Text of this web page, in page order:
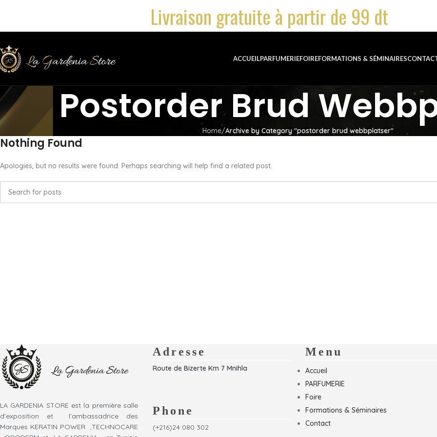
Livraison gratuite à partir de 99 dt
ACCUEILPARFUMERIEFOIREFORMATIONS & SÉMINAIRES
Postorder Brud
Home Archive by Category "postorder brud webbplatser"
Nothing Found
Apologies, but no results were found. Perhaps searching will help find a related post.
LA GARDENIA STORE est la première salle
d’exposition et l’ambassadrice des
Marques KERATIN POWER ,TECHNOCARE
Adresse
Route de Bizerte Km 7 Mnihla
Phone
(+216)24 080 302
Menu
Accueil
PARFUMERIE
Foire
Formations & Séminaires
Contact